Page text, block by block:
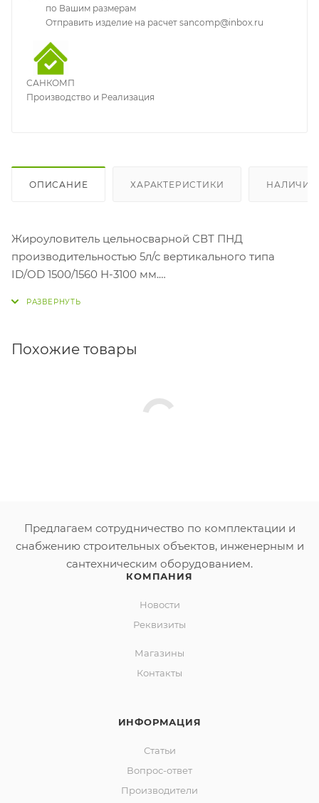
по Вашим размерам
Отправить изделие на расчет sancomp@inbox.ru
САНКОМП
Производство и Реализация
ОПИСАНИЕ ХАРАКТЕРИСТИКИ НАЛИЧИЕ
Жироуловитель цельносварной СВТ ПНД
производительностью 5л/с вертикального типа
ID/OD 1500/1560 Н-3100 мм.
масла с датчиком и кабелем 20 м.
Похожие товары
Предлагаем сотрудничество по комплектации и
снабжению строительных объектов, инженерным и
сантехническим оборудованием.
КОМПАНИЯ
Новости
Реквизиты
Магазины
Контакты
ИНФОРМАЦИЯ
Статьи
Вопрос-ответ
Производители